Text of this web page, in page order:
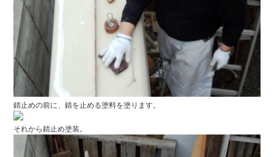
錆止めの前に、錆を止める塗料を塗ります。
それから錆止め塗装。